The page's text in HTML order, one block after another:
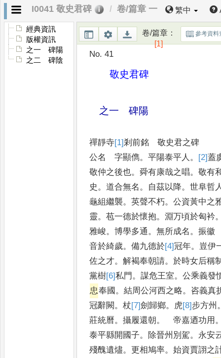
I0041 敬史君碑 卷/篇章 一 繁中
經典資訊
版權資訊
之一 碑陽
之二 碑陰
卷/篇章：
[1]
參考資料
No. 41
敬史君碑
之一 碑陽
禪靜寺[1]剎前銘 敬史君之碑
公名 字顯儁。平陽泰平人 。 [2]蓋
敬仲之後也。 舜有康哉之唱。敬有
史 。道合無名 。 自茲以降。世阜哲
龜組繼襲。英聲不朽。公資黃中之
靈。苞一德於懷抱。淵万頃於匈衿
雅峻。博學多通 。無所成名 。振徽
音於綺歲。備九德於[4]冠年。 豈伊
佐之才。解褐奉朝請。於時女后稱
黨樹[6]私門 。謀危王室。公乘義發
忠奉國 。結周公河西之略。 咨義真
冠辭闕 。杖[7]劍 歸鄉。 虎[8]步方州
莊統曆。攝履還朝。 帝嘉迺功用
泰平縣開國子。 除晉州別駕。 永安
殘醜遺燼。更相鳩率。始資賈詡之